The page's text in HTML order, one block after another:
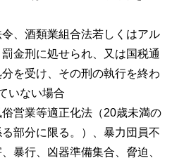
、酒類業組合法若しくはアル
金刑に処せられ、又は国税通
を受け、その刑の執行を終わ
いない場合
営業等適正化法（20歳未満の
部分に限る。）、暴力団員不
暴行、凶器準備集合、脅迫、